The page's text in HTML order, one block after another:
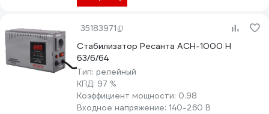
35183971
Стабилизатор Ресанта АСН-1000 Н
63/6/64
Тип: релейный
КПД: 97 %
Коэффициент мощности: 0.98
Входное напряжение: 140-260 В